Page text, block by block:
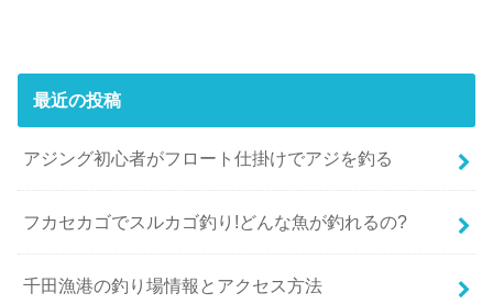
最近の投稿
アジング初心者がフロート仕掛けでアジを釣る
フカセカゴでスルカゴ釣り!どんな魚が釣れるの?
千田漁港の釣り場情報とアクセス方法